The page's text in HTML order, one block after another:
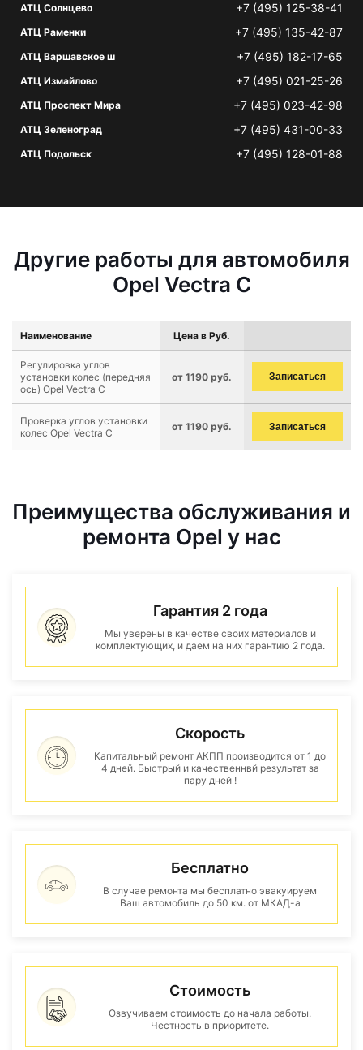
АТЦ Солнцево +7 (495) 125-38-41
АТЦ Раменки +7 (495) 135-42-87
АТЦ Варшавское ш +7 (495) 182-17-65
АТЦ Измайлово +7 (495) 021-25-26
АТЦ Проспект Мира +7 (495) 023-42-98
АТЦ Зеленоград +7 (495) 431-00-33
АТЦ Подольск +7 (495) 128-01-88
Другие работы для автомобиля
Opel Vectra C
Наименование Цена в Руб.
Регулировка углов
установки колес (передняя
ось) Opel Vectra C
от 1190 руб. Записаться
Проверка углов установки
колес Opel Vectra C
от 1190 руб. Записаться
Преимущества обслуживания и
ремонта Opel у нас
Гарантия 2 года
Мы уверены в качестве своих материалов и
комплектующих, и даем на них гарантию 2 года.
Скорость
Капитальный ремонт АКПП производится от 1 до
4 дней. Быстрый и качественнвй результат за
пару дней !
Бесплатно
В случае ремонта мы бесплатно эвакуируем
Ваш автомобиль до 50 км. от МКАД-а
Стоимость
Озвучиваем стоимость до начала работы.
Честность в приоритете.